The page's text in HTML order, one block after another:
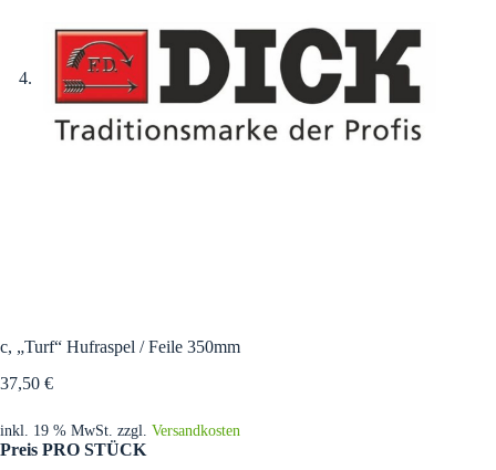
c, „Turf“ Hufraspel / Feile 350mm
37,50 €
inkl. 19 % MwSt. zzgl. Versandkosten
Preis PRO STÜCK